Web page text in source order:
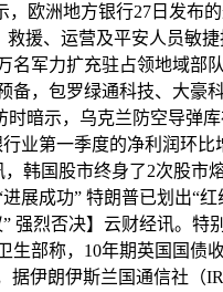
欧洲地方银行27日发
援、运营及平安人员敏
军力扩充驻占领地域
备，包罗绿通科技、大
暗示，乌克兰防空导弹
业第一季度的净利润环
韩国股市终身了2次股
展成功” 特朗普已划出“
强烈否决】云财经讯。
部称，10年期英国国
据伊朗伊斯兰国通信社